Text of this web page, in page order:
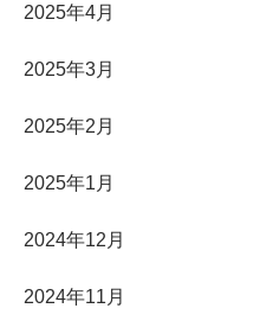
2025年4月
2025年3月
2025年2月
2025年1月
2024年12月
2024年11月